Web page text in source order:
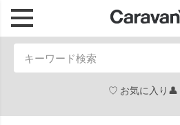
お気に入り